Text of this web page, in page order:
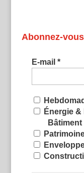
Abonnez-
E-mail *
Énergie
Bâtiment